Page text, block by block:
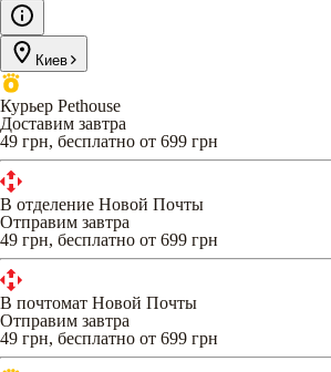
Киев
Курьер Pethouse
Доставим завтра
49 грн, бесплатно от 699 грн
В отделение Новой Почты
Отправим завтра
49 грн, бесплатно от 699 грн
В почтомат Новой Почты
Отправим завтра
49 грн, бесплатно от 699 грн